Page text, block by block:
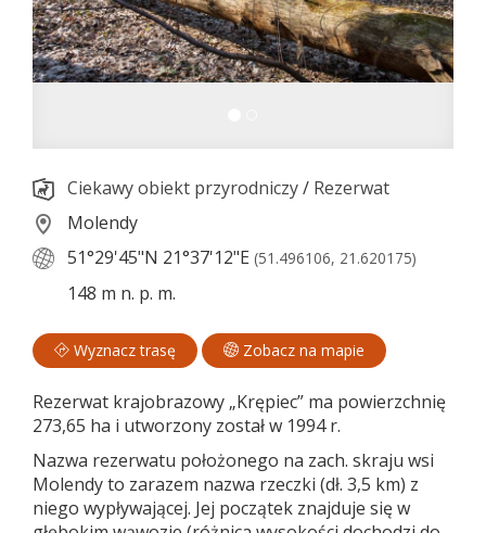
Ciekawy obiekt przyrodniczy/ Rezerwat
Molendy
51°29'45"N 21°37'12"E (51.496106, 21.620175)
148 m n. p. m.
Wyznacz trasę Zobacz na mapie
Rezerwat krajobrazowy „Krępiec” ma powierzchnię
273,65 ha i utworzony został w 1994 r.
Nazwa rezerwatu położonego na zach. skraju wsi
Molendy to zarazem nazwa rzeczki (dł. 3,5 km) z
niego wypływającej. Jej początek znajduje się w